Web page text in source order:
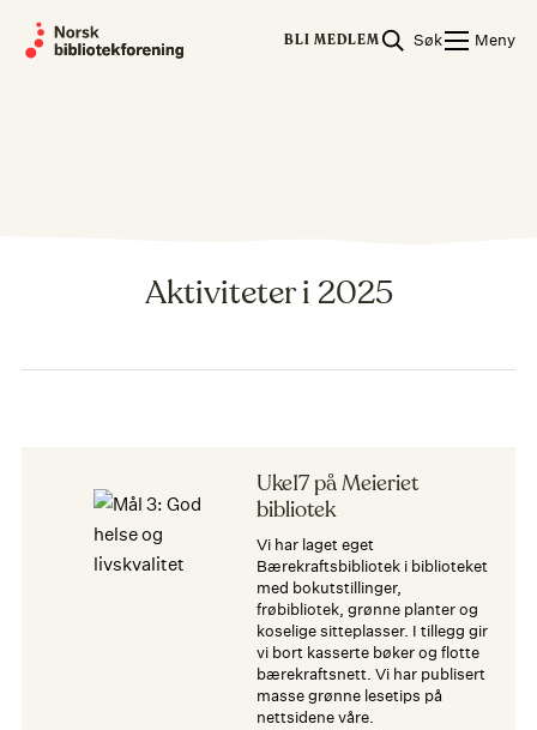
BLI MEDLEM Søk Meny
Aktiviteter i 2025
Uke17 på Meieriet
bibliotek
Vi har laget eget
Bærekraftsbibliotek i biblioteket
med bokutstillinger,
frøbibliotek, grønne planter og
koselige sitteplasser. I tillegg gir
vi bort kasserte bøker og flotte
bærekraftsnett. Vi har publisert
masse grønne lesetips på
nettsidene våre.